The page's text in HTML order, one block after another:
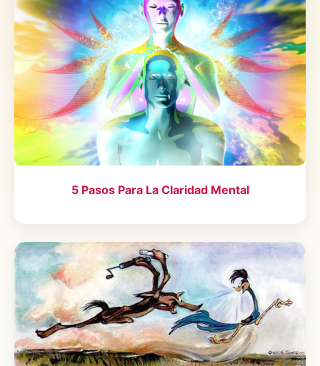
5 Pasos Para La Claridad Mental